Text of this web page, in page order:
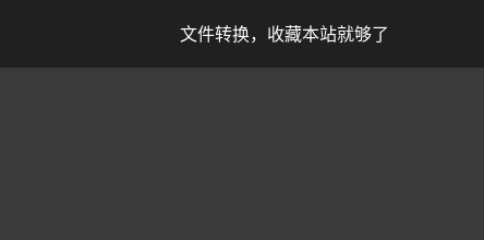
文件转换，收藏本站就够了